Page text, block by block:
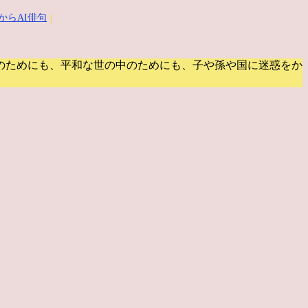
らAI俳句
ためにも、平和な世の中のためにも、子や孫や国に迷惑をか